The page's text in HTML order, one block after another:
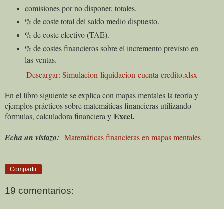
comisiones por no disponer, totales.
% de coste total del saldo medio dispuesto.
% de coste efectivo (TAE).
% de costes financieros sobre el incremento previsto en
las ventas.
Descargar: Simulacion-liquidacion-cuenta-credito.xlsx
En el libro siguiente se explica con mapas mentales la teoría y
ejemplos prácticos sobre matemáticas financieras utilizando
fórmulas, calculadora financiera y Excel.
Echa un vistazo: Matemáticas financieras en mapas mentales
Compartir
19 comentarios: